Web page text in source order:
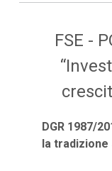
FSE -
DGR 1987/
la